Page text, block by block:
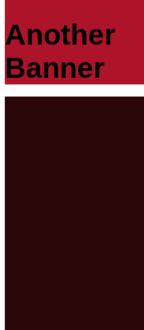
Another
Banner